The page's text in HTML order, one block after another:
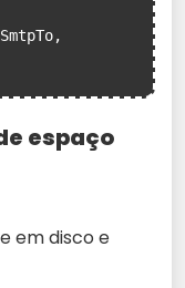
espaço
em disco e